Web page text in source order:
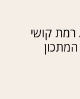
30 דקות). רמת קושי